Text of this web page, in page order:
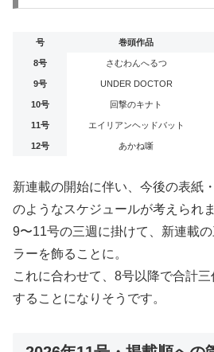
号 巻頭作品
8号 さむわんへるつ
9号 UNDER DOCTOR
10号 回撃のキナト
11号 エイリアンヘッドバット
12号 あかね噺
新連載の開始に伴い、今後の表紙
のようなスケジュールが考えられま
9〜11号の三週に掛けて、新連載
ラーを飾ることに。
これに合わせて、8号以降で合計
することになりそうです。